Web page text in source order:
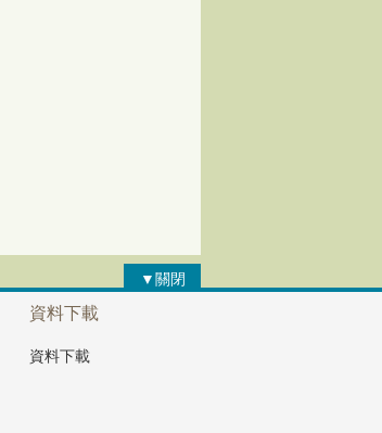
▼關閉
資料下載
資料下載